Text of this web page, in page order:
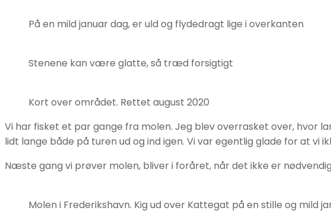
På en mild januar dag, er uld og flydedragt lige i overkanten
Stenene kan være glatte, så træd forsigtigt
Kort over området. Rettet august 2020
Vi har fisket et par gange fra molen. Jeg blev overrasket over, hvor
lidt lange både på turen ud og ind igen. Vi var egentlig glade for at vi
Næste gang vi prøver molen, bliver i foråret, når det ikke er
Molen i Frederikshavn. Kig ud over Kattegat på en stille og mild